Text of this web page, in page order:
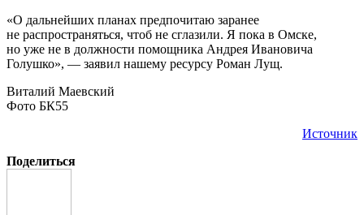
«О дальнейших планах предпочитаю заранее
не распространяться, чтоб не сглазили. Я пока в Омске,
но уже не в должности помощника Андрея Ивановича
Голушко», — заявил нашему ресурсу Роман Лущ.
Виталий Маевский
Фото БК55
Источник
Поделиться